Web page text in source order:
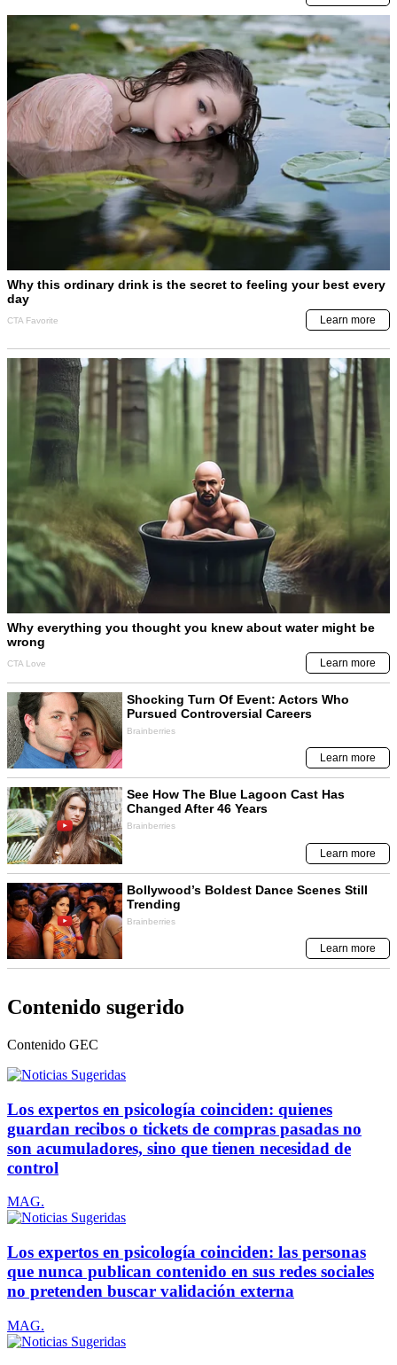
Contenido sugerido
Contenido GEC
Los expertos en psicología coinciden: quienes
guardan recibos o tickets de compras pasadas no
son acumuladores, sino que tienen necesidad de
control
MAG.
Los expertos en psicología coinciden: las personas
que nunca publican contenido en sus redes sociales
no pretenden buscar validación externa
MAG.